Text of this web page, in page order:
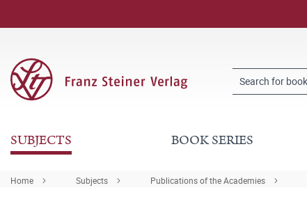
SUBJECTS BOOK SERIES
Home Subjects Publications of the Academies